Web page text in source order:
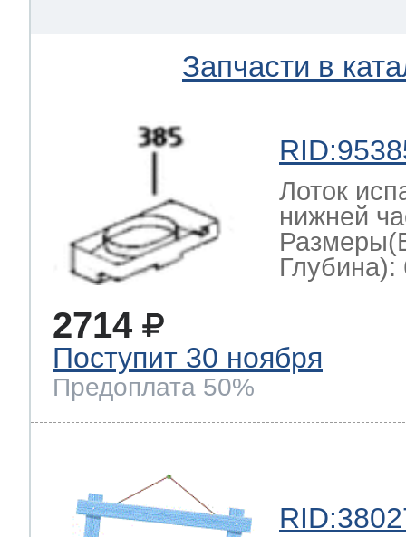
Запчасти в
Лоток
нижней
Глубина):
2714
Поступит 30 ноября
Предоплата 50%